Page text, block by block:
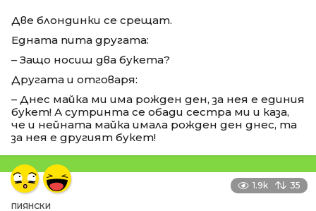
Две блондинки се срещат.
Едната пита другата:
– Защо носиш два букета?
Другата и отговаря:
– Днес майка ми има рожден ден, за нея е единия
букет! А сутринта се обади сестра ми и каза,
че и нейната майка имала рожден ден днес, та
за нея е другият букет!
1.9k 35
ПИЯНСКИ